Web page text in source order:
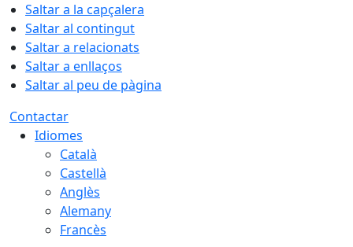
Saltar a la capçalera
Saltar al contingut
Saltar a relacionats
Saltar a enllaços
Saltar al peu de pàgina
Contactar
Idiomes
Català
Castellà
Anglès
Alemany
Francès